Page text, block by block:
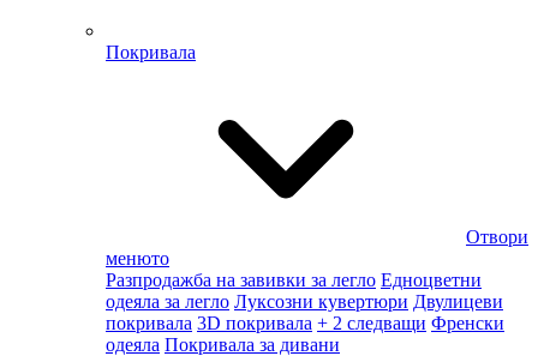
Покривала
Отвори
менюто
Разпродажба на завивки за легло Едноцветни
одеяла за легло Луксозни кувертюри Двулицеви
покривала 3D покривала + 2 следващи Френски
одеяла Покривала за дивани